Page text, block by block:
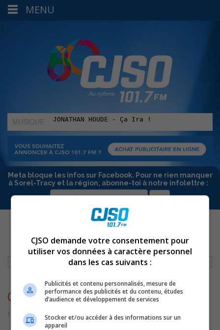
MUSIQUE
:
Meta bloque les infos sur Facebook. Pour ne rien manquer
à Sorel-Tracy et la région, abonne-toi à notre infolettre :
ACCUEIL »ACTUALITÉS»LANCEMENT DE LA 7E ÉDITION DE LA GRANDE
SEMAINE DES TOUT-PETITS
»GRANDESEMAINEDESTOUTPETITS
GrandeSemaineDesToutPetits
15 novembre 2022 | Par Sylvain Rochon
MENU
CJSO demande votre consentement pour
utiliser vos données à caractère personnel
dans les cas suivants :
Publicités et contenu personnalisés, mesure de
performance des publicités et du contenu, études
d’audience et développement de services
Stocker et/ou accéder à des informations sur un
appareil